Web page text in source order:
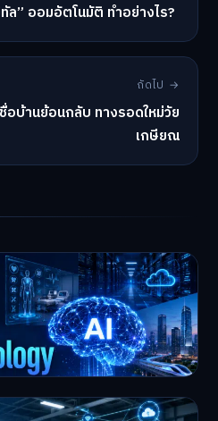
” ออมอัตโนมัติ ทำอย่างไร?
ถัดไป →
อบ้านย้อนกลับ ทางรอดใหม่วัย
เกษียณ
ที่กำลังเปลี่ยนโลก
กฎาคม 2026